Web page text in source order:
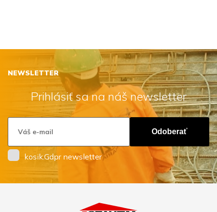
NEWSLETTER
Prihlásiť sa na náš newsletter
Odoberať
kosik.Gdpr newsletter